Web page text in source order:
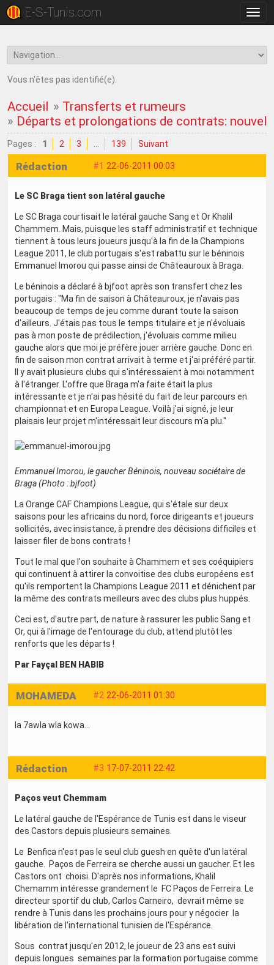
la
E-S-Tunis.com
Vous n'êtes pas identifié(e).
Accueil » Transferts et rumeurs
» Départs et prolongations de contrats:
Pages : 1 2 3 139 Suivant
#1 22-06-2011 00:03
Rédaction
Le SC Braga tient son latéral gauche
Le SC Braga courtisait le latéral gauche Sang et Or Khalil
Chammem. Mais, puisque les staff administratif et technique
tiennent à tous leurs joueurs jusqu'à la fin de la Champions
League 2011, le club portugais s'est rabattu sur le béninois
Emmanuel Imorou qui passe ainsi de Châteauroux à Braga.
Le béninois a déclaré à bjfoot après son transfert chez les
portugais : "Ma fin de saison à Châteauroux, je n'avais pas
beaucoup de temps de jeu comme durant toute la saison
d'ailleurs. J'étais pas tous le temps titulaire et je n'évoluais
pas à mon poste de prédilection, j'évoluais comme milieu
gauche alors que moi je préfère jouer arrière gauche. Donc en
fin de saison mon contrat arrivait à terme et j'ai préféré partir.
Il y avait plusieurs clubs qui s'intéressaient à moi notamment
à l'étranger. L'offre que Braga m'a faite était la plus
intéressante et je n'ai pas hésité du fait de leur parcours en
championnat et en Europa League. Voilà j'ai signé, je leur
plaisais leur projet m'intéressait leur discours m'a plu."
Emmanuel Imorou, le gaucher Béninois, nouveau sociétaire de
Braga (Photo : bjfoot)
La Orange CAF Champions League, qui s'étale sur deux
saisons pour les africains du nord, force dirigeants et joueurs
sollicités, avec insistance, à prendre des décisions difficiles et
laisser filer de bons contrats !
Tout le mal que l'on souhaite à Chammem et ses coéquipiers
qui continuent à attirer la convoitise des clubs européens est
qu'ils remportent la Champions League 2011 et dénichent par
la même des contrats meilleurs avec des clubs plus huppés.
Ceci est, d'autre part, de nature à rassurer les public Sang et
Or, qui à l'image de l'entourage du club, attend plutôt les
renforts que les départs !
Par Fayçal BEN HABIB
#2 22-06-2011 01:30
MOHAMEDA
la 7awla wla kowa...
#3 17-07-2011 22:42
Rédaction
Paços veut Chemmam
Le latéral gauche de l'Espérance de Tunis est dans le viseur
des Castors depuis plusieurs semaines.
Le Benfica n'est pas le seul club guesh en quête d'un latéral
gauche. Paços de Ferreira se cherche aussi un gaucher. Et les
Castors ont choisi. D'après nos informations, Khalil
Chemamm intéresse grandement le FC Paços de Ferreira. Le
directeur sportif du club, Carlos Carneiro, devrait même se
rendre à Tunis dans les prochains jours pour y négocier la
libération de l'international tunisien de l'Espérance.
Sous contrat jusqu'en 2012, le joueur de 23 ans est suivi
depuis longues semaines par la formation portugaise comme